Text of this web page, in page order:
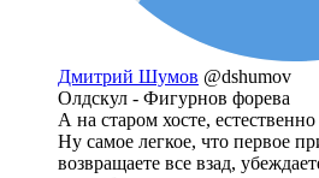
Дмитрий Шумов @dshumov
Олдскул - Фигурнов форева
А на старом хосте,
Ну самое легкое, что первое
возвращаете все взад,